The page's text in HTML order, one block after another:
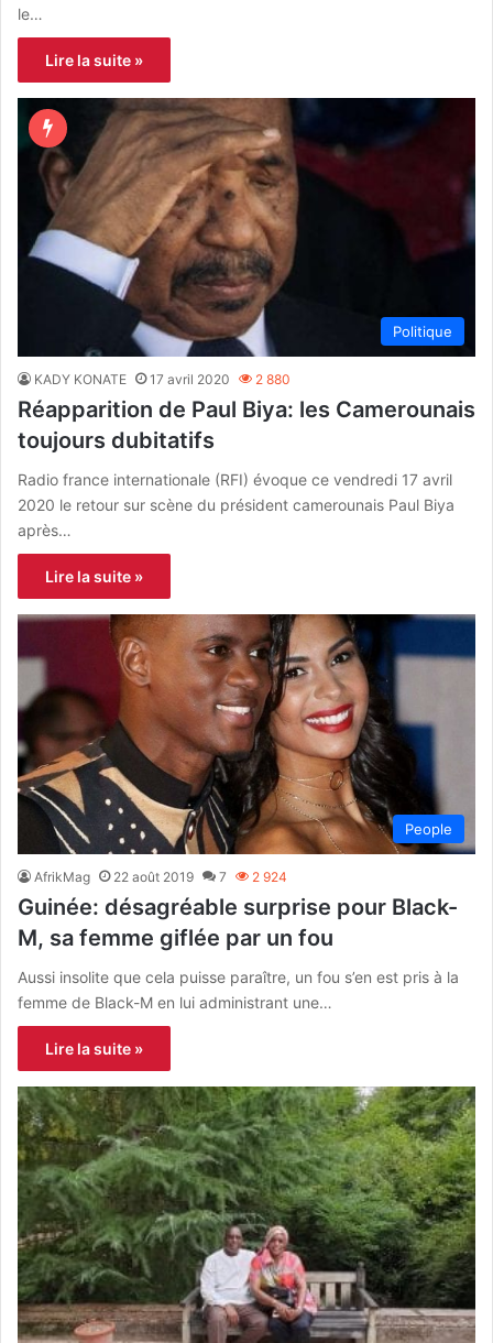
le…
Lire la suite »
Politique
KADY KONATE 17 avril 2020 2 880
Réapparition de Paul Biya: les Camerounais
toujours dubitatifs
Radio france internationale (RFI) évoque ce vendredi 17 avril
2020 le retour sur scène du président camerounais Paul Biya
après…
Lire la suite »
People
AfrikMag 22 août 2019 7 2 924
Guinée: désagréable surprise pour Black-
M, sa femme giflée par un fou
Aussi insolite que cela puisse paraître, un fou s’en est pris à la
femme de Black-M en lui administrant une…
Lire la suite »